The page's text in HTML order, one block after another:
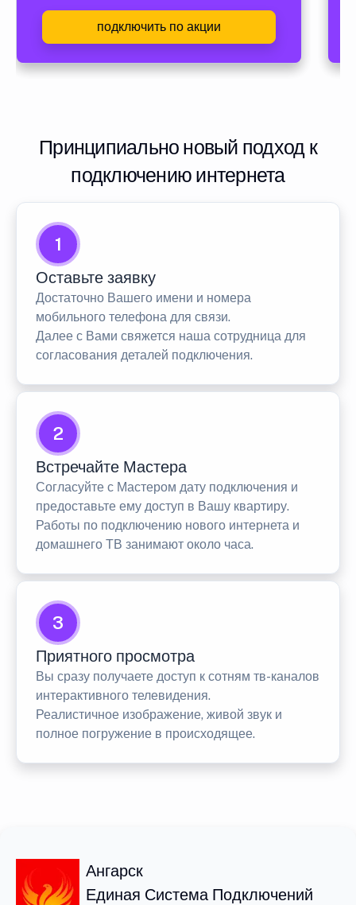
подключить по акции
Принципиально новый подход к
подключению интернета
1
Оставьте заявку
Достаточно Вашего имени и номера
мобильного телефона для связи.
Далее с Вами свяжется наша сотрудница для
согласования деталей подключения.
2
Встречайте Мастера
Согласуйте с Мастером дату подключения и
предоставьте ему доступ в Вашу квартиру.
Работы по подключению нового интернета и
домашнего ТВ занимают около часа.
3
Приятного просмотра
Вы сразу получаете доступ к сотням тв-каналов
интерактивного телевидения.
Реалистичное изображение, живой звук и
полное погружение в происходящее.
Ангарск
Единая Система Подключений